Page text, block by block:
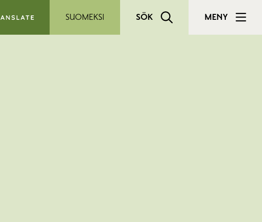
SUOMEKSI SÖK MENY